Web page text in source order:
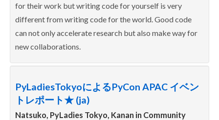
for their work but writing code for yourself is very
different from writing code for the world. Good code
can not only accelerate research but also make way for
new collaborations.
PyLadiesTokyoによるPyCon APAC イベン
トレポート★ (ja)
Natsuko, PyLadies Tokyo, Kanan in Community